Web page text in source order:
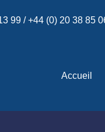
99 / +44 (0) 20 38 85
Accueil